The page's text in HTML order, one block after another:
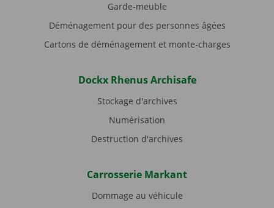
Garde-meuble
Déménagement pour des personnes âgées
Cartons de déménagement et monte-charges
Dockx Rhenus Archisafe
Stockage d'archives
Numérisation
Destruction d'archives
Carrosserie Markant
Dommage au véhicule